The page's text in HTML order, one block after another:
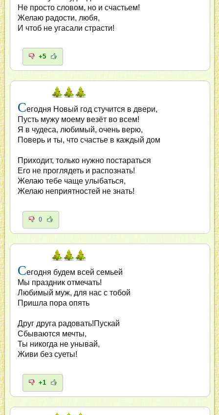
Не просто словом, но и счастьем!
Желаю радости, любя,
И чтоб не угасали страсти!
+5
Сегодня Новый год стучится в двери,
Пусть мужу моему везёт во всем!
Я в чудеса, любимый, очень верю,
Поверь и ты, что счастье в каждый дом
Приходит, только нужно постараться
Его не проглядеть и распознать!
Желаю тебе чаще улыбаться,
Желаю неприятностей не знать!
0
Сегодня будем всей семьей
Мы праздник отмечать!
Любимый муж, для нас с тобой
Пришла пора опять
Друг друга радовать!Пускай
Сбываются мечты,
Ты никогда не унывай,
Живи без суеты!
+1